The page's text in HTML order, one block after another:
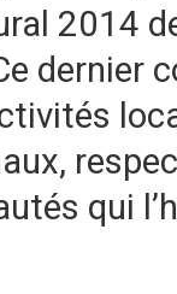
2014
dernier
qui